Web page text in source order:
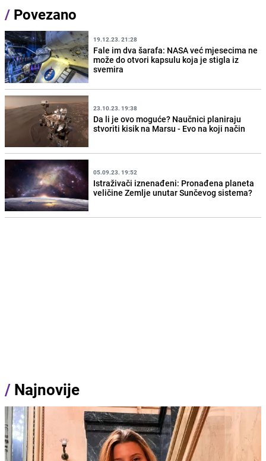
/ Povezano
19.12.23. 21:28
Fale im dva šarafa: NASA već mjesecima ne
može do otvori kapsulu koja je stigla iz
svemira
23.10.23. 19:38
Da li je ovo moguće? Naučnici planiraju
stvoriti kisik na Marsu - Evo na koji način
05.09.23. 19:52
Istraživači iznenađeni: Pronađena planeta
veličine Zemlje unutar Sunčevog sistema?
/ Najnovije